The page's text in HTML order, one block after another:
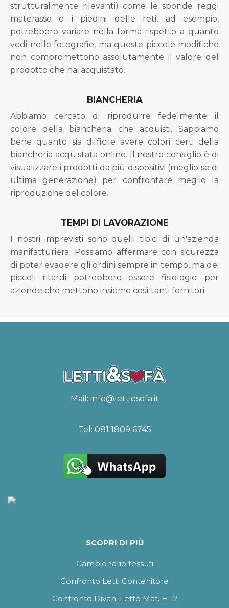
strutturalmente rilevanti) come le sponde reggi
materasso o i piedini delle reti, ad esempio,
potrebbero variare nella forma rispetto a quanto
vedi nelle fotografie, ma queste piccole modifiche
non compromettono assolutamente il valore del
prodotto che hai acquistato.
BIANCHERIA
Abbiamo cercato di riprodurre fedelmente il
colore della biancheria che acquisti. Sappiamo
bene quanto sia difficile avere colori certi della
biancheria acquistata online. Il nostro consiglio è di
visualizzare i prodotti da più dispositivi (meglio se di
ultima generazione) per confrontare meglio la
riproduzione del colore.
TEMPI DI LAVORAZIONE
I nostri imprevisti sono quelli tipici di un'azienda
manifatturiera. Possiamo affermare con sicurezza
di poter evadere gli ordini sempre in tempo, ma dei
piccoli ritardi potrebbero essere fisiologici per
aziende che mettono insieme così tanti fornitori.
Mail: info@lettiesofa.it
Tel: 081 1809 6745
SCOPRI DI PIÙ
Campionario tessuti
Confronto Letti Contenitore
Confronto Divani Letto Mat. H 12